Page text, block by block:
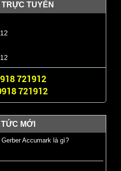
TRỰC TUYẾN
721912
721912
MỚI
Gerber Accumark là gì?